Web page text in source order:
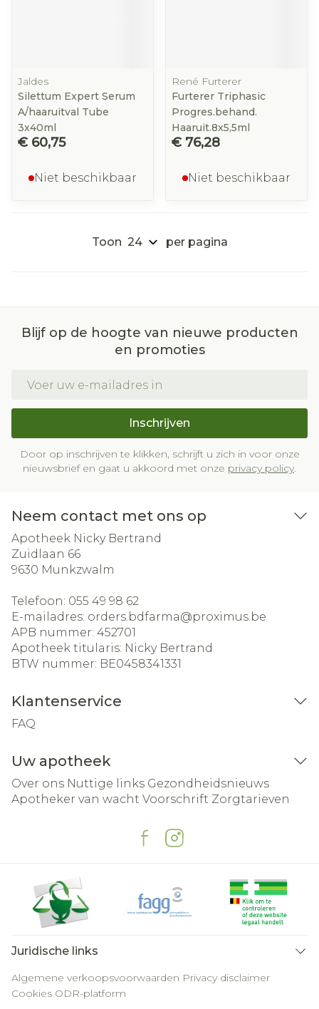
Jaldes
Silettum Expert Serum
A/haaruitval Tube
3x40ml
€ 60,75
Niet beschikbaar
René Furterer
Furterer Triphasic
Progres.behand.
Haaruit.8x5,5ml
€ 76,28
Niet beschikbaar
Toon per pagina
Blijf op de hoogte van nieuwe producten
en promoties
Inschrijven
Door op inschrijven te klikken, schrijft u zich in voor onze
nieuwsbrief en gaat u akkoord met onze privacy policy.
Neem contact met ons op
Apotheek Nicky Bertrand
Zuidlaan 66
9630 Munkzwalm
Telefoon: 055 49 98 62
E-mailadres: orders.bdfarma@proximus.be
APB nummer: 452701
Apotheek titularis: Nicky Bertrand
BTW nummer: BE0458341331
Klantenservice
FAQ
Uw apotheek
Over ons Nuttige links Gezondheidsnieuws
Apotheker van wacht Voorschrift Zorgtarieven
Juridische links
Algemene verkoopsvoorwaarden Privacy disclaimer
Cookies ODR-platform